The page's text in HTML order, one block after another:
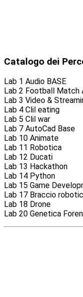
Catalogo dei
Lab 1 Audio BASE
Lab 2 Football Match
Lab 3 Video &
Lab 4 Clil eating
Lab 5 Clil war
Lab 7 AutoCad Base
Lab 10 Animate
Lab 11 Robotica
Lab 12 Ducati
Lab 13 Hackathon
Lab 14 Python
Lab 15 Game
Lab 17 Braccio
Lab 18 Drone
Lab 20 Genetica